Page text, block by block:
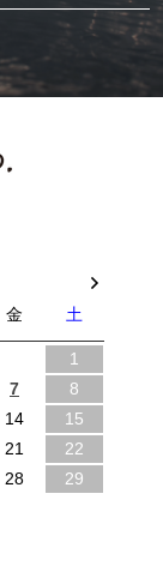
金 土
1
7
8
14
15
21
22
28
29